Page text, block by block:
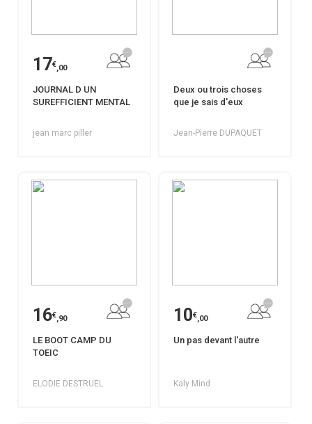
17€,00
JOURNAL D UN
SUREFFICIENT MENTAL
jean marc piller
Deux ou trois choses
que je sais d'eux
Jean-Pierre DUPAQUET
16€,90
LE BOOT CAMP DU
TOEIC
ELODIE DESTRUEL
10€,00
Un pas devant l'autre
Kaly Mind